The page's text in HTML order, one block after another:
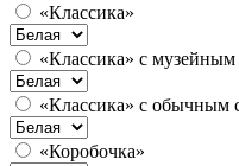
«Классика»
«Классика» с музейным
«Классика» с обычным
«Коробочка»